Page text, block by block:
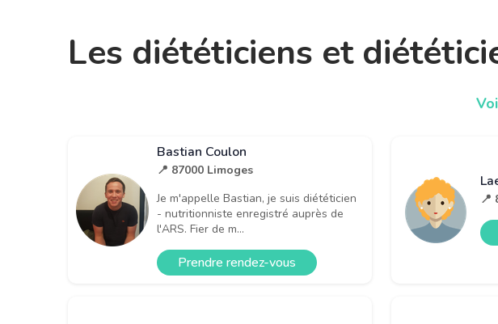
Les diététiciens et
Bastian Coulon
📍 87000 Limoges
Je m'appelle Bastian, je suis diététicien
- nutritionniste enregistré auprès de
l'ARS. Fier de m...
Prendre rendez-vous
📍